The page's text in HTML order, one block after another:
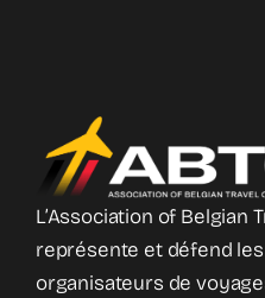
L’Association of Belgian
représente et défend
organisateurs de